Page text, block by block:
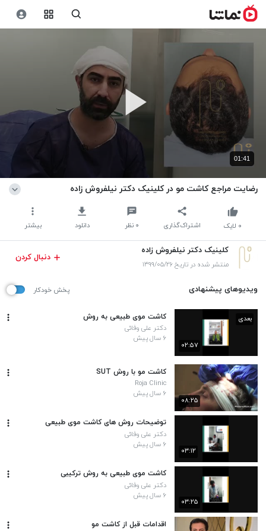
01:41
رضایت مراجع کاشت مو در کلینیک دکتر نیلفروش زاده
اشتراک‌گذاری ۰ نظر دانلود بیشتر ۰ لایک
کلینیک دکتر نیلفروش زاده
منتشر شده در تاریخ ۱۳۹۹/۰۵/۲۶
دنبال کردن
ویدیوهای پیشنهادی پخش خودکار
۰۲:۵۷
بعدی کاشت موی طبیعی به روش
دکتر علی وفائی
۶ سال پیش
۰۸:۲۵
کاشت مو با روش SUT
Roja Clinic
۶ سال پیش
۰۳:۱۲
توضیحات روش های کاشت موی طبیعی
دکتر علی وفائی
۶ سال پیش
۰۳:۲۵
کاشت موی طبیعی به روش ترکیبی
دکتر علی وفائی
۶ سال پیش
اقدامات قبل از کاشت مو